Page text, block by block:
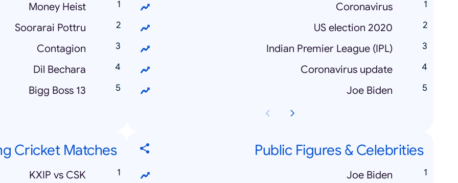
Coronavirus
US election 2020
Indian Premier League (IPL)
Coronavirus update
Joe Biden
Money Heist
Soorarai Pottru
Contagion
Dil Bechara
Bigg Boss 13
Public Figures & Celebrities
Joe Biden
Cricket Matches
KXIP vs CSK